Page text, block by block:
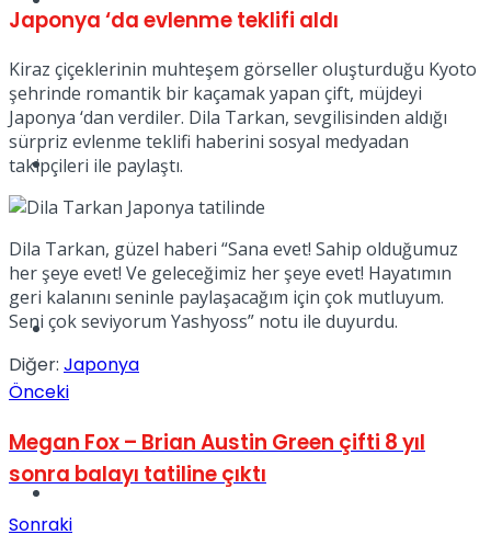
Müzik
Sinema
No Result
View All Result
Japonya ‘da evlenme teklifi aldı
Kiraz çiçeklerinin muhteşem görseller oluşturduğu Kyoto
şehrinde romantik bir kaçamak yapan çift, müjdeyi
Japonya ‘dan verdiler. Dila Tarkan, sevgilisinden aldığı
sürpriz evlenme teklifi haberini sosyal medyadan
takipçileri ile paylaştı.
Dila Tarkan, güzel haberi “Sana evet! Sahip olduğumuz
her şeye evet! Ve geleceğimiz her şeye evet! Hayatımın
geri kalanını seninle paylaşacağım için çok mutluyum.
Seni çok seviyorum Yashyoss” notu ile duyurdu.
Diğer: Japonya
Önceki
Megan Fox – Brian Austin Green çifti 8 yıl
sonra balayı tatiline çıktı
Sonraki